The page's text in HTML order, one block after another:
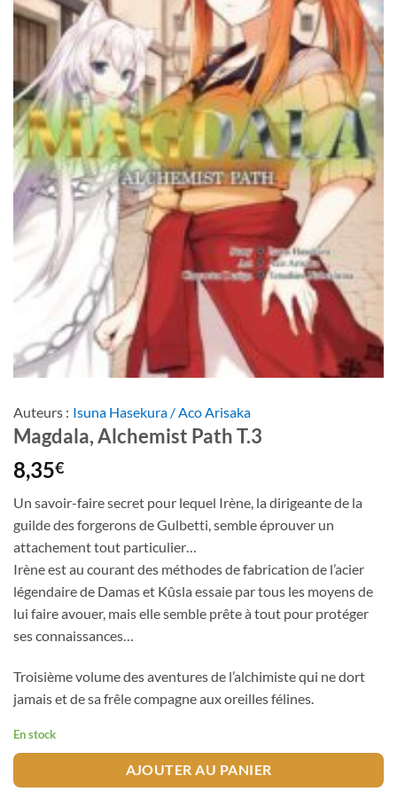
Auteurs : Isuna Hasekura / Aco Arisaka
Magdala, Alchemist Path T.3
8,35€
Un savoir-faire secret pour lequel Irène, la dirigeante de la
guilde des forgerons de Gulbetti, semble éprouver un
attachement tout particulier…
Irène est au courant des méthodes de fabrication de l’acier
légendaire de Damas et Kûsla essaie par tous les moyens de
lui faire avouer, mais elle semble prête à tout pour protéger
ses connaissances…
Troisième volume des aventures de l’alchimiste qui ne dort
jamais et de sa frêle compagne aux oreilles félines.
En stock
AJOUTER AU PANIER